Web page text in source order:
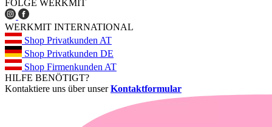
FOLGE WERKMIT
WERKMIT INTERNATIONAL
Shop Privatkunden AT
Shop Privatkunden DE
Shop Firmenkunden AT
HILFE BENÖTIGT?
Kontaktiere uns über unserKontaktformular